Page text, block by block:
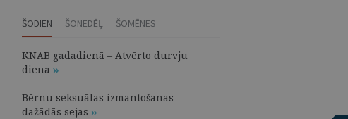
ŠODIEN ŠONEDĒĻ ŠOMĒNES
KNAB gadadienā – Atvērto durvju
diena
Bērnu seksuālas izmantošanas
dažādās sejas